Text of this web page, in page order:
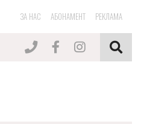
ЗА НАС АБОНАМЕНТ РЕКЛАМА